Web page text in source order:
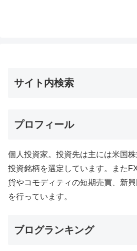
サイト内検索
プロフィール
個人投資家。投資先は主には米国
投資銘柄を選定しています。また
貨やコモディティの短期売買、新
を行っています。
ブログランキング